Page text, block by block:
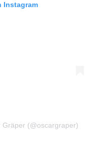
Instagram
(@oscargraper)